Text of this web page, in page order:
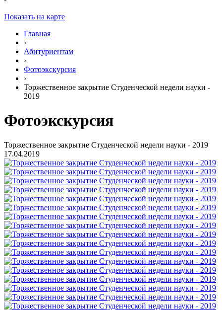
Показать на карте
Главная
›
Абитуриентам
›
Фотоэкскурсия
›
Торжественное закрытие Студенческой недели науки -
2019
Фотоэкскурсия
Торжественное закрытие Студенческой недели науки - 2019
17.04.2019